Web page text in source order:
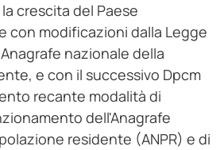
crescita del Paese
con modificazioni dalla Legge
Anagrafe nazionale della
e con il successivo Dpcm
recante modalità di
dell'Anagrafe
residente (ANPR) e di